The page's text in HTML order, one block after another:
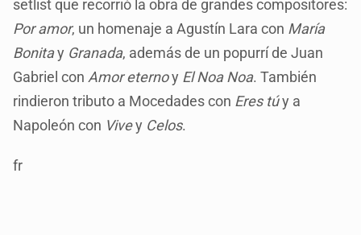
setlist que recorrió la obra de grandes compositores:
Por amor, un homenaje a Agustín Lara con María
Bonitay Granada, además de un popurrí de Juan
Gabriel conAmor eternoy El Noa Noa. También
rindieron tributo a Mocedades con Eres túy a
Napoleón con Vivey Celos.
fr